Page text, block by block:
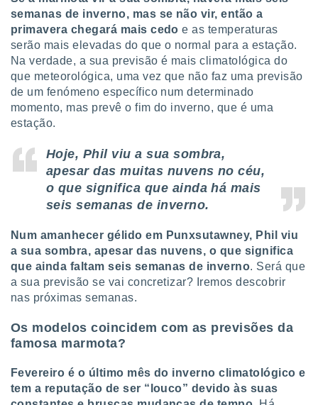
através
estudos
semanas de inverno, mas se não vir, então a
primavera chegará mais cedo e as temperaturas
serão mais elevadas do que o normal para a estação.
Na verdade, a sua previsão é mais climatológica do
que meteorológica, uma vez que não faz uma previsão
de um fenómeno específico num determinado
momento, mas prevê o fim do inverno, que é uma
estação.
Hoje, Phil viu a sua sombra,
apesar das muitas nuvens no céu,
o que significa que ainda há mais
seis semanas de inverno.
Num amanhecer gélido em Punxsutawney, Phil viu
a sua sombra, apesar das nuvens, o que significa
que ainda faltam seis semanas de inverno. Será que
a sua previsão se vai concretizar? Iremos descobrir
nas próximas semanas.
Os modelos coincidem com as previsões da
famosa marmota?
Fevereiro é o último mês do inverno climatológico e
tem a reputação de ser “louco” devido às suas